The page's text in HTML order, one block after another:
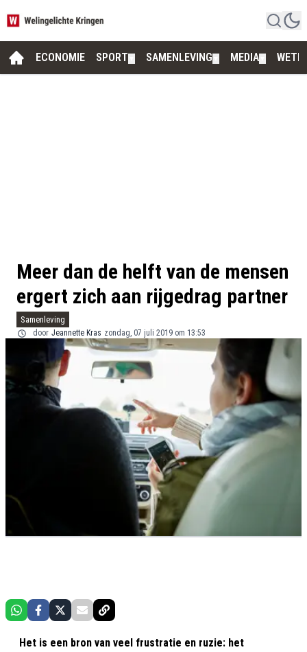
ECONOMIE SPORT SAMENLEVING MEDIA
Meer dan de helft van de mensen
ergert zich aan rijgedrag partner
Samenleving
door Jeannette Kras zondag, 07 juli 2019 om 13:53
Het is een bron van veel frustratie en ruzie: het